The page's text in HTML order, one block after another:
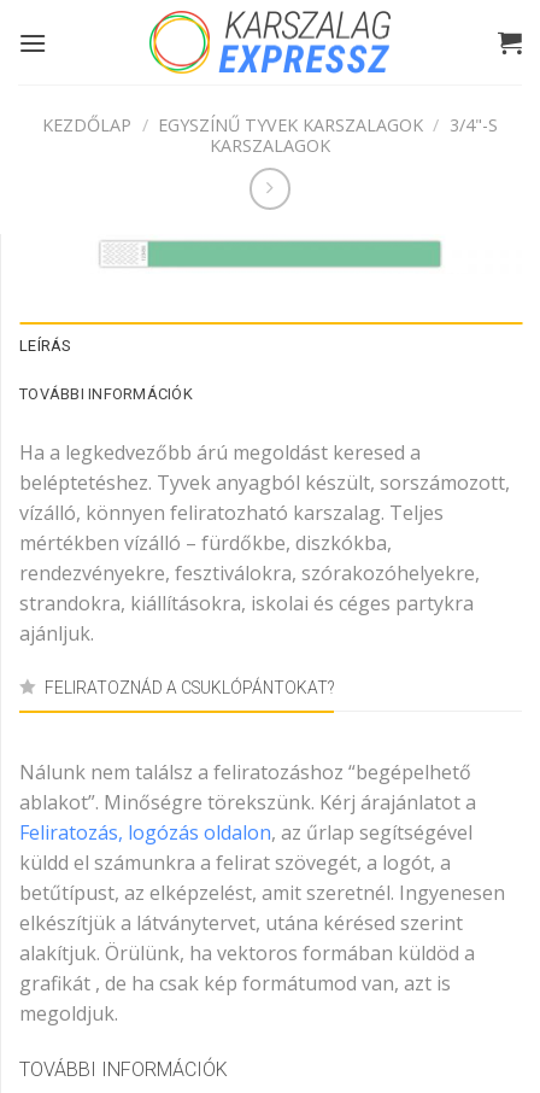
KEZDŐLAP / EGYSZÍNŰ TYVEK KARSZALAGOK / 3/4"-S
KARSZALAGOK
LEÍRÁS
TOVÁBBI INFORMÁCIÓK
Ha a legkedvezőbb árú megoldást keresed a
beléptetéshez. Tyvek anyagból készült, sorszámozott,
vízálló, könnyen feliratozható karszalag. Teljes
mértékben vízálló – fürdőkbe, diszkókba,
rendezvényekre, fesztiválokra, szórakozóhelyekre,
strandokra, kiállításokra, iskolai és céges partykra
ajánljuk.
FELIRATOZNÁD A CSUKLÓPÁNTOKAT?
Nálunk nem találsz a feliratozáshoz “begépelhető
ablakot”. Minőségre törekszünk. Kérj árajánlatot a
Feliratozás, logózás oldalon, az űrlap segítségével
küldd el számunkra a felirat szövegét, a logót, a
betűtípust, az elképzelést, amit szeretnél. Ingyenesen
elkészítjük a látványtervet, utána kérésed szerint
alakítjuk. Örülünk, ha vektoros formában küldöd a
grafikát , de ha csak kép formátumod van, azt is
megoldjuk.
TOVÁBBI INFORMÁCIÓK